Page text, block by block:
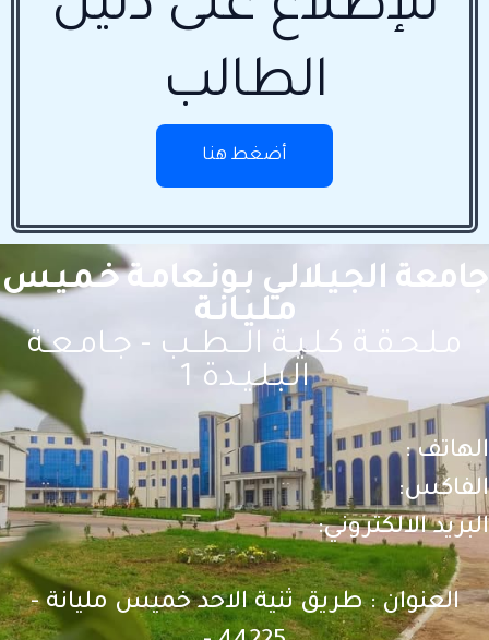
الطالب
أضغط هنا
جامعة الجـيـلالـي بـونـعامـة خـمـيـس
مـلـيـانـة
مـلـحـقـة كـلـيـة الـــطــب - جـامـعـة
الـبـلـيـدة 1
الهاتف :
الفاكس:
البريد الالكتروني:
العنوان : طريق ثنية الاحد خميس مليانة -